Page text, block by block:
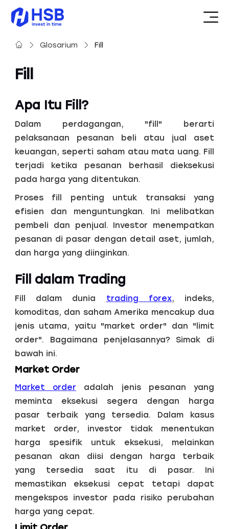
Glosarium Fill
Fill
Apa Itu Fill?
Dalam perdagangan, "fill" berarti
pelaksanaan pesanan beli atau jual aset
keuangan, seperti saham atau mata uang. Fill
terjadi ketika pesanan berhasil dieksekusi
pada harga yang ditentukan.
Proses fill penting untuk transaksi yang
efisien dan menguntungkan. Ini melibatkan
pembeli dan penjual. Investor menempatkan
pesanan di pasar dengan detail aset, jumlah,
dan harga yang diinginkan.
Fill dalam Trading
Fill dalam dunia trading forex, indeks,
komoditas, dan saham Amerika mencakup dua
jenis utama, yaitu "market order" dan "limit
order". Bagaimana penjelasannya? Simak di
bawah ini.
Market Order
Market order adalah jenis pesanan yang
meminta eksekusi segera dengan harga
pasar terbaik yang tersedia. Dalam kasus
market order, investor tidak menentukan
harga spesifik untuk eksekusi, melainkan
pesanan akan diisi dengan harga terbaik
yang tersedia saat itu di pasar. Ini
memastikan eksekusi cepat tetapi dapat
mengekspos investor pada risiko perubahan
harga yang cepat.